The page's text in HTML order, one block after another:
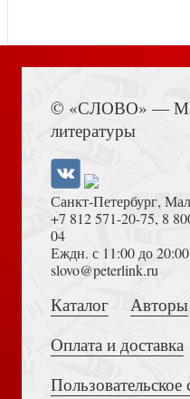
Гончарова А. Еня и
Лесков Н.С.
Достоевский Ф.М.
© «СЛОВО» —
литературы
Санкт-Петербург,
+7 812 571-20-75, 8
04
Еждн. с 11:00 до
slovo@peterlink.ru
Каталог
Авторы
Оплата и доставка
Пользовательское